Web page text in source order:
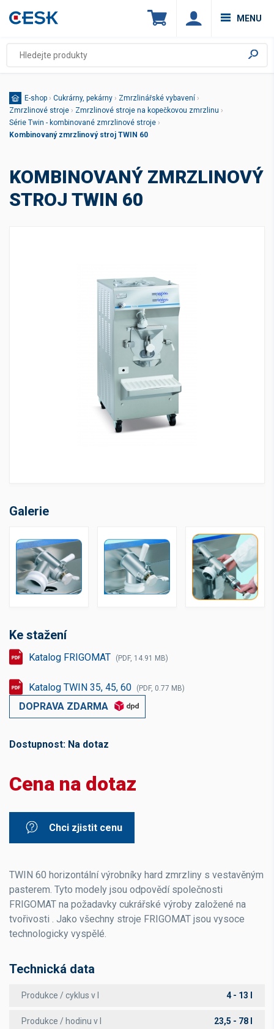
MENU
E-shop › Cukrárny, pekárny › Zmrzlinářské vybavení ›
Zmrzlinové stroje › Zmrzlinové stroje na kopečkovou zmrzlinu ›
Série Twin - kombinované zmrzlinové stroje ›
Kombinovaný zmrzlinový stroj TWIN 60
KOMBINOVANÝ ZMRZLINOVÝ
STROJ TWIN 60
Galerie
Ke stažení
Katalog FRIGOMAT (PDF, 14.91 MB)
Katalog TWIN 35, 45, 60 (PDF, 0.77 MB)
DOPRAVA ZDARMA
Dostupnost: Na dotaz
Cena na dotaz
Chci zjistit cenu
TWIN 60 horizontální výrobníky hard zmrzliny s vestavěným
pasterem. Tyto modely jsou odpovědí společnosti
FRIGOMAT na požadavky cukrářské výroby založené na
tvořivosti . Jako všechny stroje FRIGOMAT jsou vysoce
technologicky vyspělé.
Technická data
Produkce / cyklus v l 4 - 13 l
Produkce / hodinu v l 23,5 - 78 l